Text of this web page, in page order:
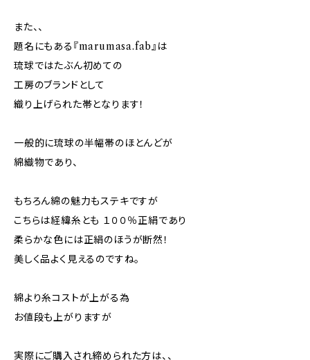
また、、
題名にもある『marumasa.fab』は
琉球ではたぶん初めての
工房のブランドとして
織り上げられた帯となります！
一般的に琉球の半幅帯のほとんどが
綿織物であり、
もちろん綿の魅力もステキですが
こちらは経緯糸とも １００％正絹であり
柔らかな色には正絹のほうが断然！
美しく品よく見えるのですね。
綿より糸コストが上がる為
お値段も上がりますが
実際にご購入され締められた方は、、